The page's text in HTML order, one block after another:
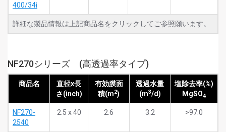
400/34i
詳細な製品情報は上記商品名をクリックしてご参照願います。
NF270シリーズ (高透過率タイプ)
商品名
直径x長
さ(inch)
有効膜面
積(m2)
透過水量
(m3/d)
塩除去率(%)
MgSO4
NF270-
2540
2.5 x 40 2.6 3.2 >97.0